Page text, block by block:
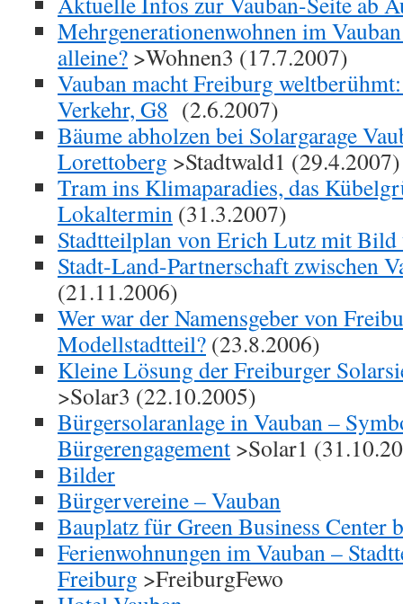
Mehrgenerationenwohnen im
alleine? >Wohnen3 (17.7.2007)
Vauban macht Freiburg
Verkehr, G8 (2.6.2007)
Bäume abholzen bei Solargarage
Lorettoberg >Stadtwald1 (29.4.2007)
Tram ins Klimaparadies, das
Lokaltermin (31.3.2007)
Stadtteilplan von Erich Lutz mit
Stadt-Land-Partnerschaft zwischen
(21.11.2006)
Wer war der Namensgeber von
Modellstadtteil? (23.8.2006)
Kleine Lösung der Freiburger
>Solar3 (22.10.2005)
Bürgersolaranlage in Vauban –
Bürgerengagement >Solar1
Bilder
Bürgervereine – Vauban
Bauplatz für Green Business Center
Ferienwohnungen im Vauban –
Freiburg >FreiburgFewo